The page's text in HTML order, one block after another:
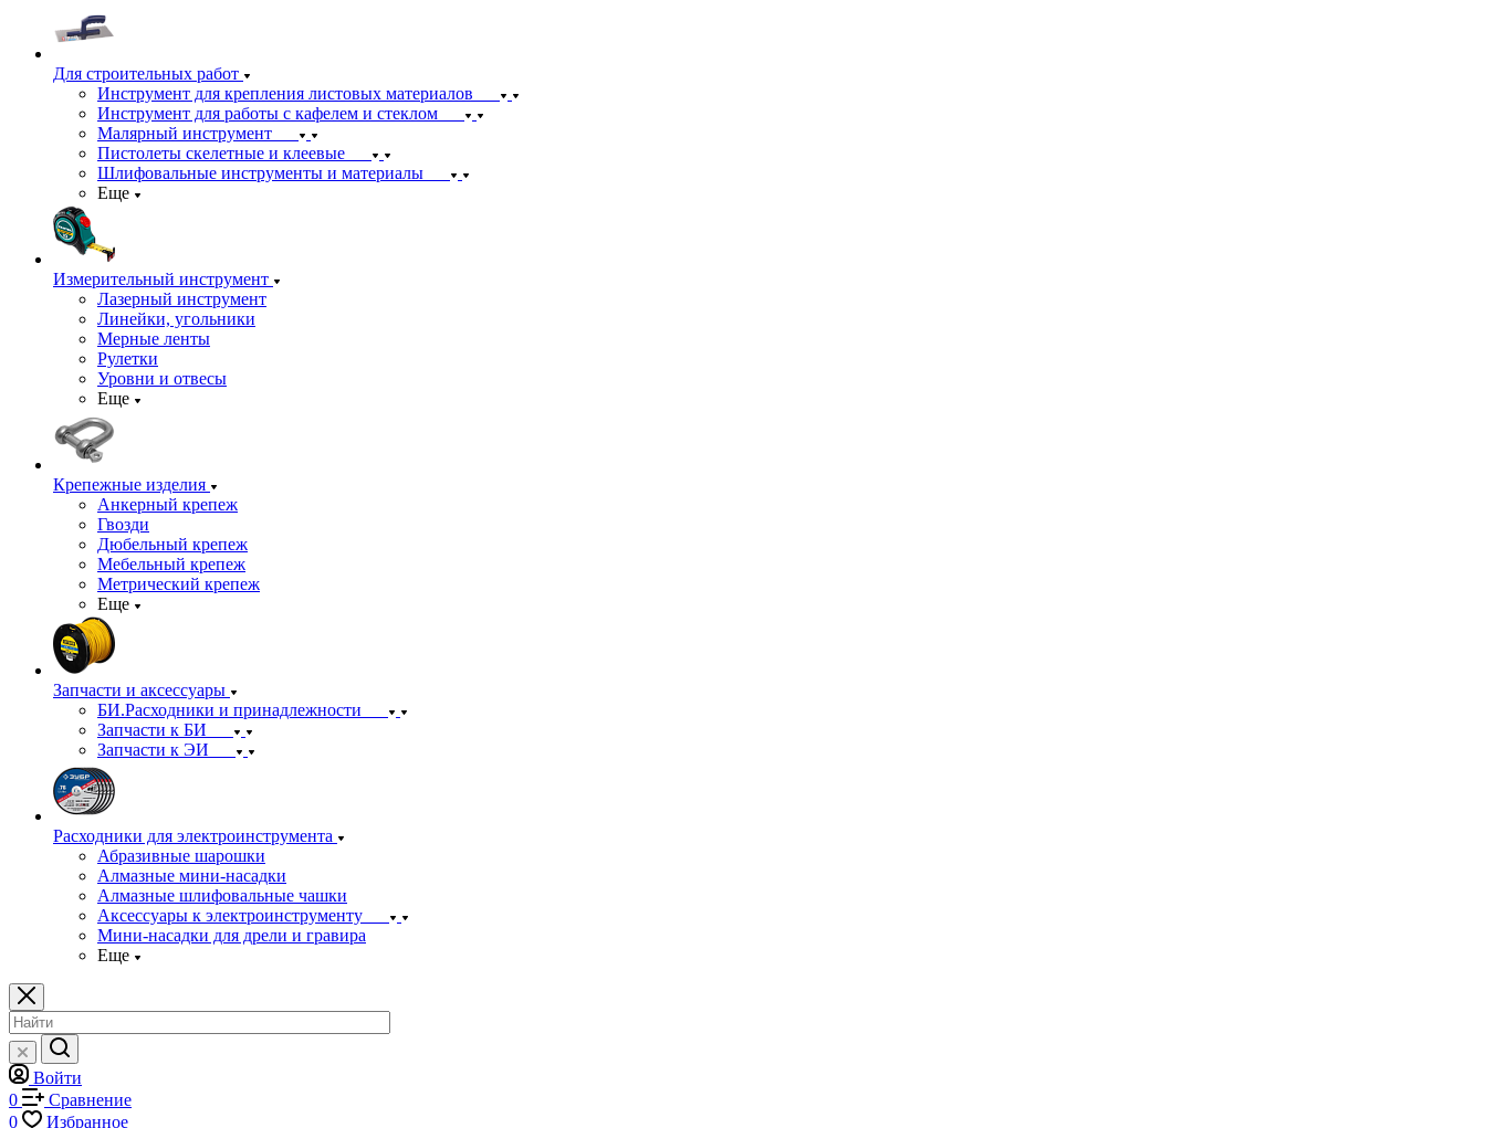
Для строительных работ
Инструмент для крепления листовых материалов
Инструмент для работы с кафелем и стеклом
Малярный инструмент
Пистолеты скелетные и клеевые
Шлифовальные инструменты и материалы
Еще
Измерительный инструмент
Лазерный инструмент
Линейки, угольники
Мерные ленты
Рулетки
Уровни и отвесы
Еще
Крепежные изделия
Анкерный крепеж
Гвозди
Дюбельный крепеж
Мебельный крепеж
Метрический крепеж
Еще
Запчасти и аксессуары
БИ.Расходники и принадлежности
Запчасти к БИ
Запчасти к ЭИ
Расходники для электроинструмента
Абразивные шарошки
Алмазные мини-насадки
Алмазные шлифовальные чашки
Аксессуары к электроинструменту
Мини-насадки для дрели и гравира
Еще
Войти
0
Сравнение
0
Избранное